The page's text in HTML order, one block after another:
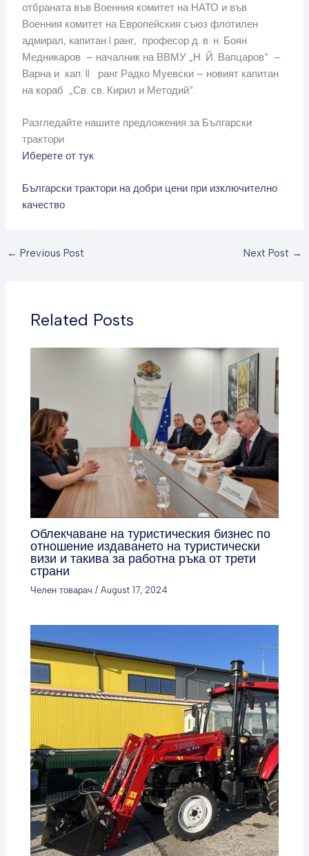
отбраната във Военния комитет на НАТО и във
Военния комитет на Европейския съюз флотилен
адмирал, капитан I ранг, професор д. в. н. Боян
Медникаров – началник на ВВМУ „Н. Й. Вапцаров“ –
Варна и кап. II ранг Радко Муевски – новият капитан
на кораб „Св. св. Кирил и Методий“.
Разгледайте нашите предложения за Български
трактори
Иберете от тук
Български трактори на добри цени при изключително
качество
← Previous Post Next Post →
Related Posts
Облекчаване на туристическия бизнес по
отношение издаването на туристически
визи и такива за работна ръка от трети
страни
Челен товарач /August 17, 2024